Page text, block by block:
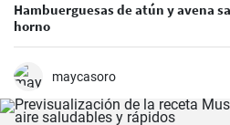
Hambuerguesas de atún y avena
horno
maycasoro